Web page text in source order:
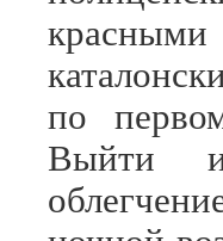
по
Выйти